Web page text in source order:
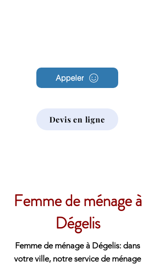
Appeler
Devis en ligne
Femme de ménage à
Dégelis
Femme de ménage à Dégelis: dans
votre ville, notre service de ménage